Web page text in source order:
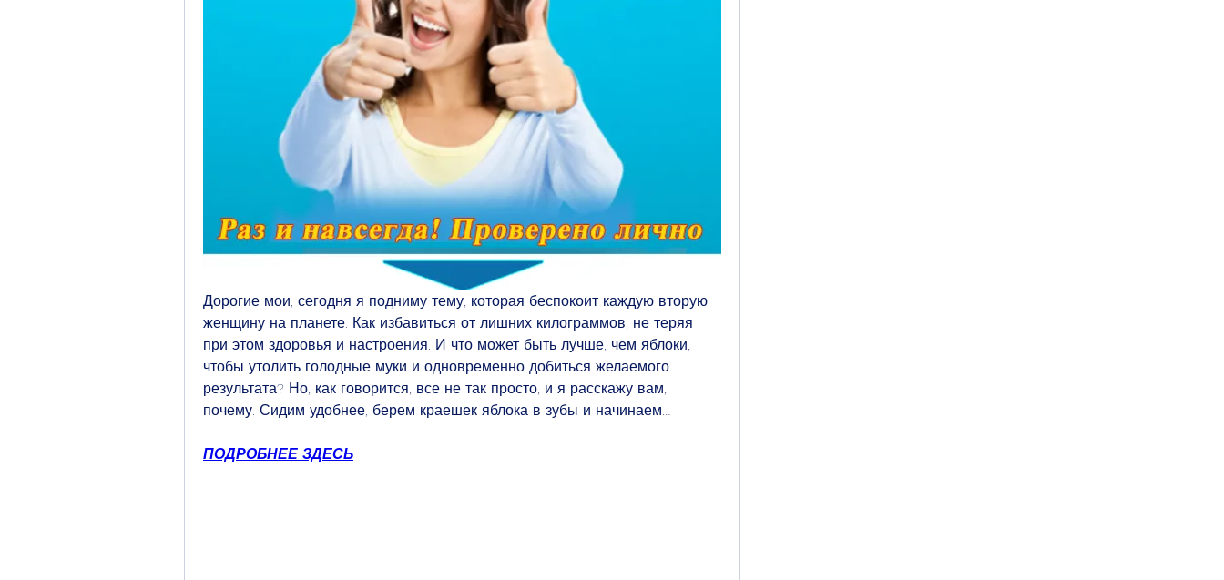
Дорогие мои, сегодня я подниму тему, которая беспокоит каждую вторую
женщину на планете. Как избавиться от лишних килограммов, не теряя
при этом здоровья и настроения. И что может быть лучше, чем яблоки,
чтобы утолить голодные муки и одновременно добиться желаемого
результата? Но, как говорится, все не так просто, и я расскажу вам,
почему. Сидим удобнее, берем краешек яблока в зубы и начинаем…
ПОДРОБНЕЕ ЗДЕСЬ